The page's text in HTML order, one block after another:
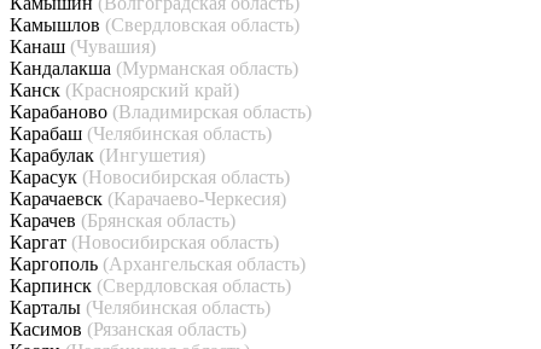
Камышлов (Свердловская область)
Канаш (Чувашия)
Кандалакша (Мурманская область)
Канск (Красноярский край)
Карабаново (Владимирская область)
Карабаш (Челябинская область)
Карабулак (Ингушетия)
Карасук (Новосибирская область)
Карачаевск (Карачаево-Черкесия)
Карачев (Брянская область)
Каргат (Новосибирская область)
Каргополь (Архангельская область)
Карпинск (Свердловская область)
Карталы (Челябинская область)
Касимов (Рязанская область)